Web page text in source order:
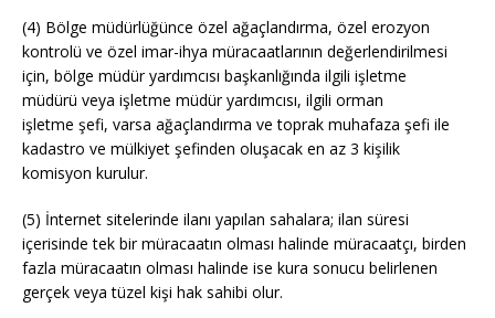
(4) Bölge müdürlüğünce özel ağaçlandırma, özel erozyon
kontrolü ve özel imar-ihya müracaatlarının değerlendirilmesi
için, bölge müdür yardımcısı başkanlığında ilgili işletme
müdürü veya işletme müdür yardımcısı, ilgili orman
işletme şefi, varsa ağaçlandırma ve toprak muhafaza şefi ile
kadastro ve mülkiyet şefinden oluşacak en az 3 kişilik
komisyon kurulur.
(5) İnternet sitelerinde ilanı yapılan sahalara; ilan süresi
içerisinde tek bir müracaatın olması halinde müracaatçı, birden
fazla müracaatın olması halinde ise kura sonucu belirlenen
gerçek veya tüzel kişi hak sahibi olur.